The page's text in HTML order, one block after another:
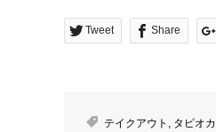
Tweet Share
テイクアウト , タピオカ